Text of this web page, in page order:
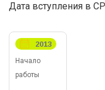
Дата вступления в
Начало
работы
2013